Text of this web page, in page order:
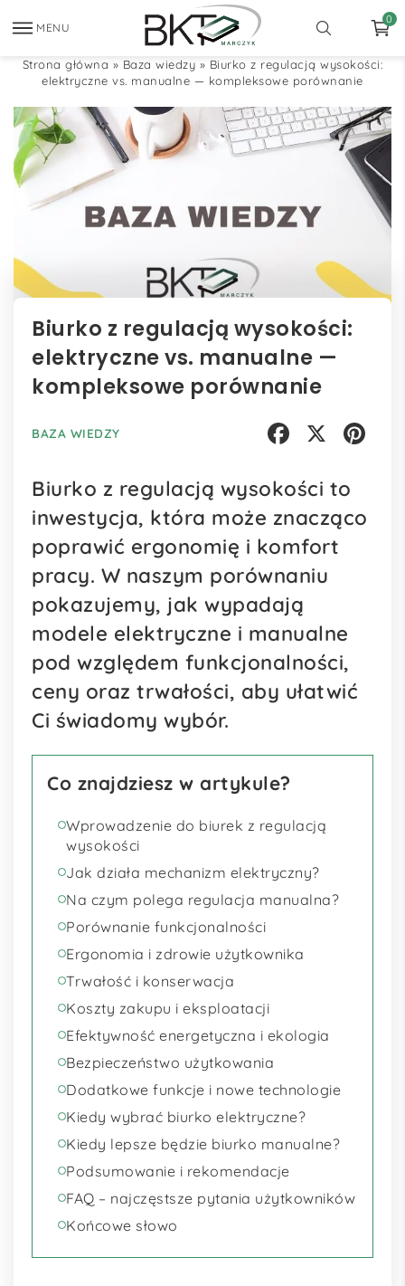
MENU
0
Strona główna » Baza wiedzy » Biurko z regulacją wysokości:
elektryczne vs. manualne — kompleksowe porównanie
Biurko z regulacją wysokości:
elektryczne vs. manualne —
kompleksowe porównanie
BAZA WIEDZY
Biurko z regulacją wysokości to
inwestycja, która może znacząco
poprawić ergonomię i komfort
pracy. W naszym porównaniu
pokazujemy, jak wypadają
modele elektryczne i manualne
pod względem funkcjonalności,
ceny oraz trwałości, aby ułatwić
Ci świadomy wybór.
Co znajdziesz w artykule?
Wprowadzenie do biurek z regulacją
wysokości
Jak działa mechanizm elektryczny?
Na czym polega regulacja manualna?
Porównanie funkcjonalności
Ergonomia i zdrowie użytkownika
Trwałość i konserwacja
Koszty zakupu i eksploatacji
Efektywność energetyczna i ekologia
Bezpieczeństwo użytkowania
Dodatkowe funkcje i nowe technologie
Kiedy wybrać biurko elektryczne?
Kiedy lepsze będzie biurko manualne?
Podsumowanie i rekomendacje
FAQ – najczęstsze pytania użytkowników
Końcowe słowo